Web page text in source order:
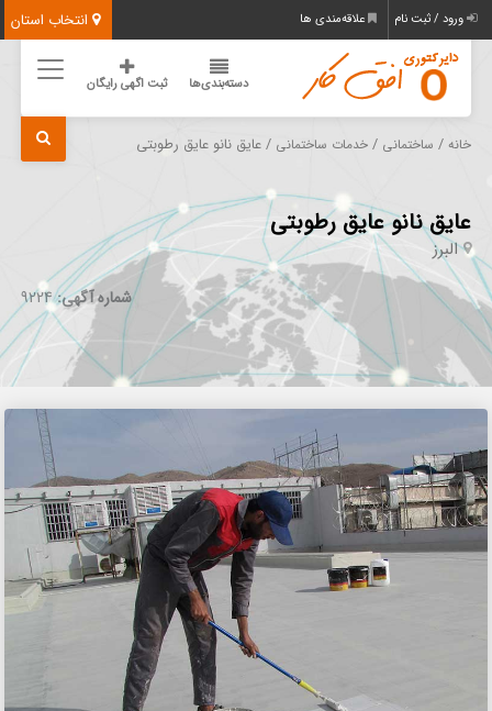
انتخاب استان ورود / ثبت نام علاقه‌مندی ها
دسته‌بندی‌ها ثبت اگهی رایگان
خانه / ساختمانی /خدمات ساختمانی / عایق نانو عایق رطوبتی
عایق نانو عایق رطوبتی
البرز
شماره آگهی:9224